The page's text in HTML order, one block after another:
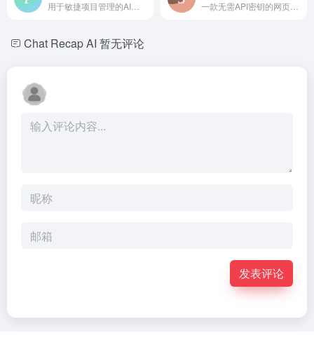
Chat Recap AI 暂无评论
发表评论